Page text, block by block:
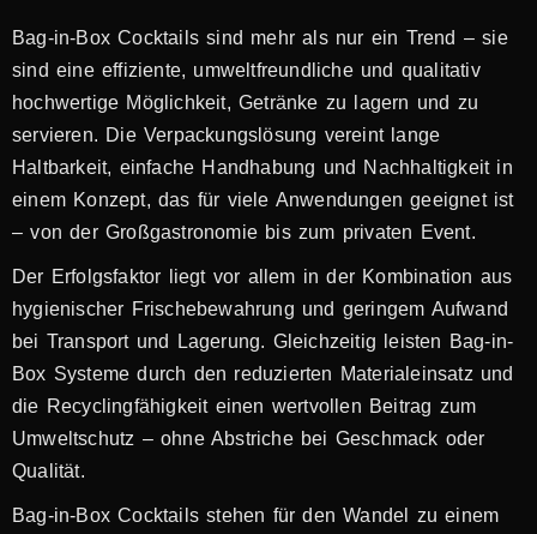
Bag-in-Box Cocktails sind mehr als nur ein Trend – sie
sind eine effiziente, umweltfreundliche und qualitativ
hochwertige Möglichkeit, Getränke zu lagern und zu
servieren. Die Verpackungslösung vereint lange
Haltbarkeit, einfache Handhabung und Nachhaltigkeit in
einem Konzept, das für viele Anwendungen geeignet ist
– von der Großgastronomie bis zum privaten Event.
Der Erfolgsfaktor liegt vor allem in der Kombination aus
hygienischer Frischebewahrung und geringem Aufwand
bei Transport und Lagerung. Gleichzeitig leisten Bag-in-
Box Systeme durch den reduzierten Materialeinsatz und
die Recyclingfähigkeit einen wertvollen Beitrag zum
Umweltschutz – ohne Abstriche bei Geschmack oder
Qualität.
Bag-in-Box Cocktails stehen für den Wandel zu einem